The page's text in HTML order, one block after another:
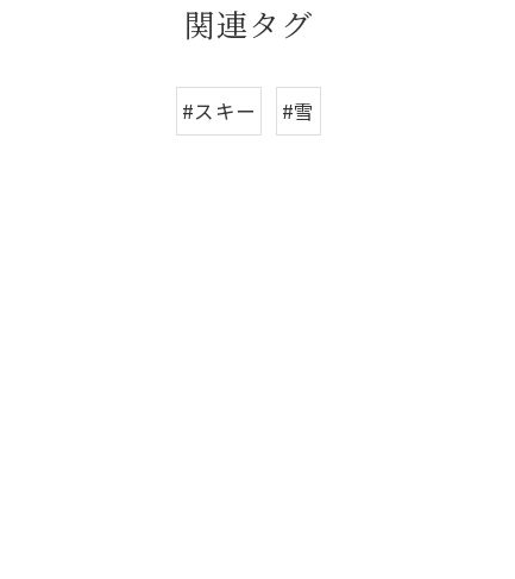
関連タグ
#スキー #雪